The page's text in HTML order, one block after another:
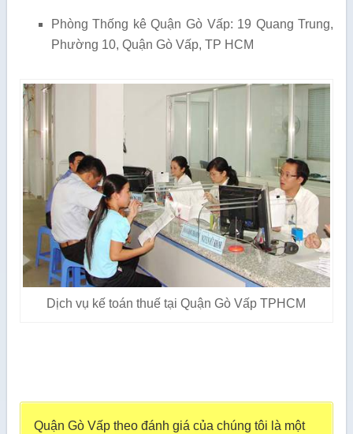
Phòng Thống kê Quận Gò Vấp: 19 Quang Trung,
Phường 10, Quận Gò Vấp, TP HCM
Dịch vụ kế toán thuế tại Quận Gò Vấp TPHCM
Quận Gò Vấp theo đánh giá của chúng tôi là một